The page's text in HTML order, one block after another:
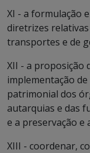
XI - a formulação
diretrizes
transportes e de
XII - a proposição
implementação
patrimonial dos
autarquias e das
e a preservação e
XIII - coordenar,